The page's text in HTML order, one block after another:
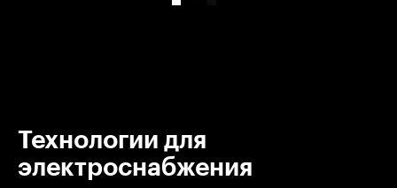
Технологии для
электроснабжения